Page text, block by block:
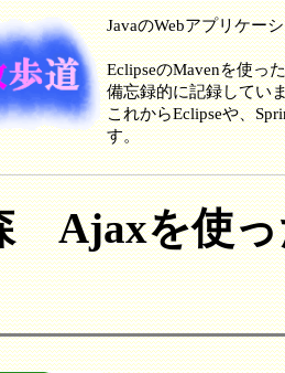
JavaのWebアプリケー
EclipseのMavenを使っ
備忘録的に記録してい
これからEclipseや、
す。
Ajaxを使っ